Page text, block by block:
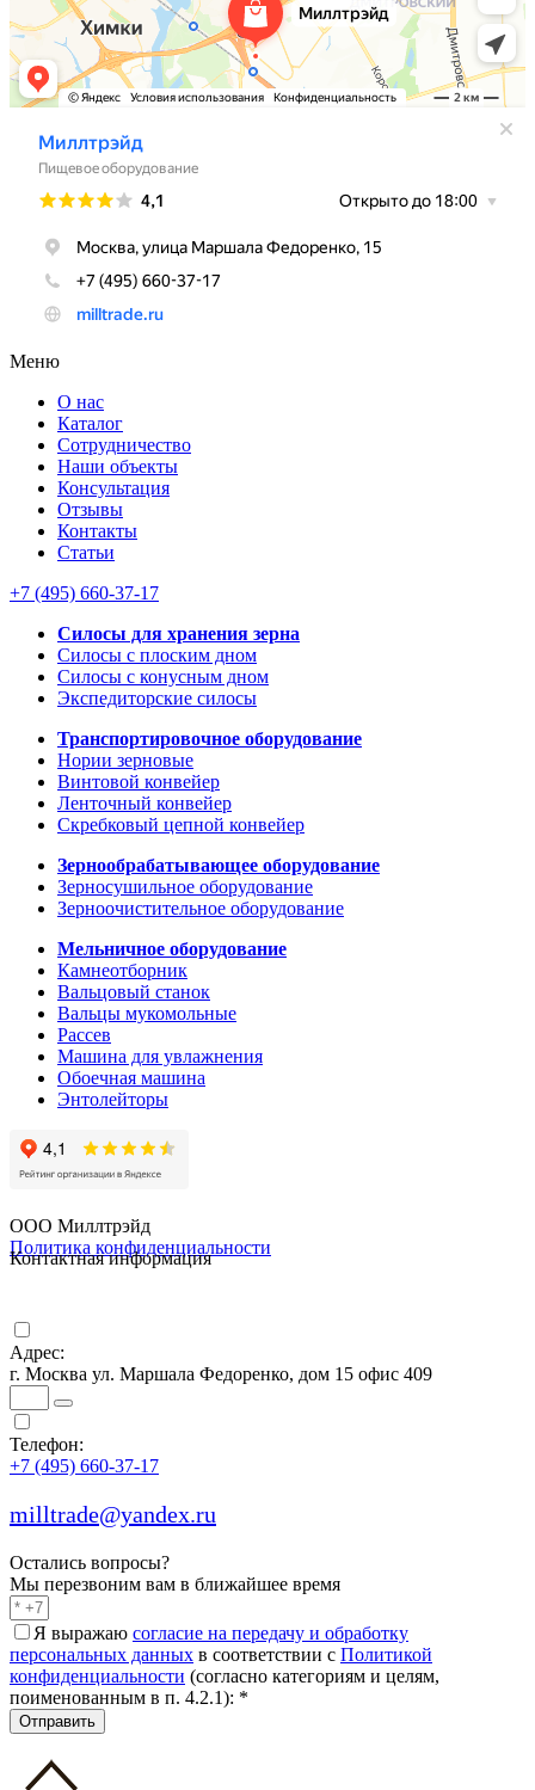
Меню
О нас
Каталог
Сотрудничество
Наши объекты
Консультация
Отзывы
Контакты
Статьи
+7 (495) 660-37-17
Силосы для хранения зерна
Силосы с плоским дном
Силосы с конусным дном
Экспедиторские силосы
Транспортировочное оборудование
Нории зерновые
Винтовой конвейер
Ленточный конвейер
Скребковый цепной конвейер
Зернообрабатывающее оборудование
Зерносушильное оборудование
Зерноочистительное оборудование
Мельничное оборудование
Камнеотборник
Вальцовый станок
Вальцы мукомольные
Рассев
Машина для увлажнения
Обоечная машина
Энтолейторы
ООО Миллтрэйд
Политика конфиденциальности
Контактная информация
Адрес:
г. Москва ул. Маршала Федоренко, дом 15 офис 409
Телефон:
+7 (495) 660-37-17
milltrade@yandex.ru
Остались вопросы?
Мы перезвоним вам в ближайшее время
Я выражаю согласие на передачу и обработку
персональных данных в соответствии с Политикой
конфиденциальности (согласно категориям и целям,
поименованным в п. 4.2.1): *
Отправить